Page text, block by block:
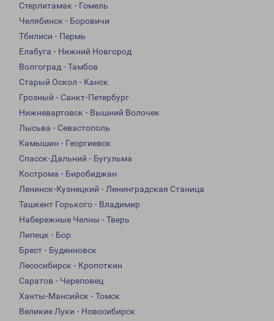
Стерлитамак - Гомель
Челябинск - Боровичи
Тбилиси - Пермь
Елабуга - Нижний Новгород
Волгоград - Тамбов
Старый Оскол - Канск
Грозный - Санкт-Петербург
Нижневартовск - Вышний Волочек
Лысьва - Севастополь
Камышин - Георгиевск
Спасск-Дальний - Бугульма
Кострома - Биробиджан
Ленинск-Кузнецкий - Ленинградская Станица
Ташкент Горького - Владимир
Набережные Челны - Тверь
Липецк - Бор
Брест - Буденновск
Лесосибирск - Кропоткин
Саратов - Череповец
Ханты-Мансийск - Томск
Великие Луки - Новосибирск